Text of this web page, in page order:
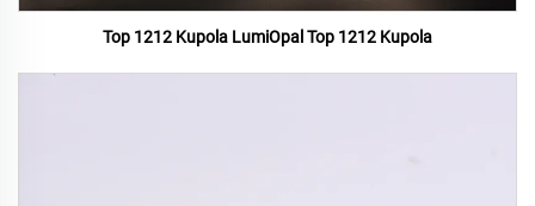
Top 1212 Kupola LumiOpal Top 1212 Kupola